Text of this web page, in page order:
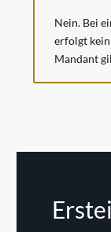
Nein. Bei
erfolgt
Mandant